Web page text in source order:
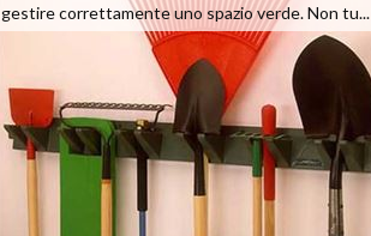
gestire correttamente uno spazio verde. Non tu...